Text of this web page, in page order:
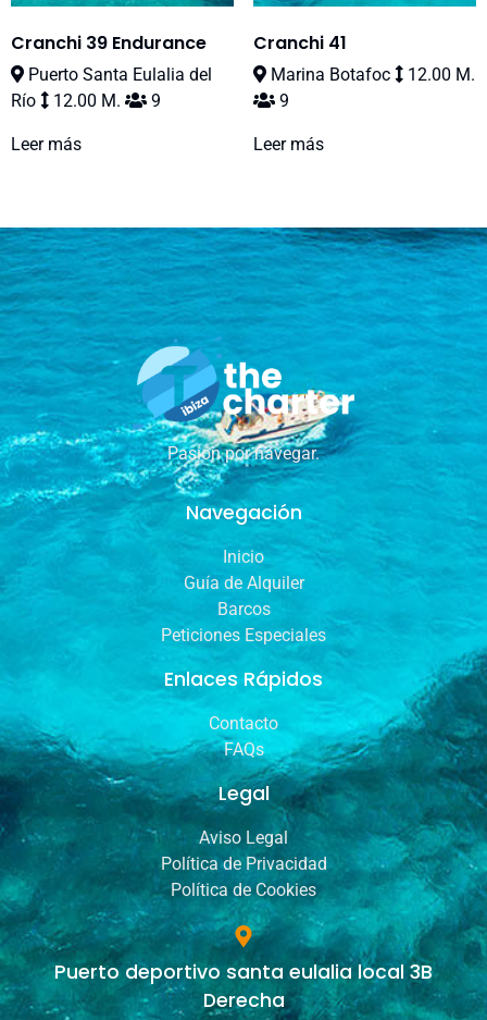
Cranchi 39 Endurance
Puerto Santa Eulalia del
Río
12.00 M. 9
Leer más
Cranchi 41
Marina Botafoc
12.00 M.
9
Leer más
Pasión por navegar.
Navegación
Inicio
Guía de Alquiler
Barcos
Peticiones Especiales
Enlaces Rápidos
Contacto
FAQs
Legal
Aviso Legal
Política de Privacidad
Política de Cookies
Puerto deportivo santa eulalia local 3B
Derecha